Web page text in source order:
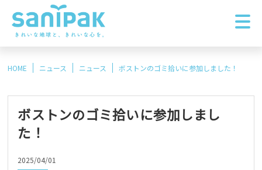
HOME ニュース ニュース ボストンのゴミ拾いに参加しました！
ボストンのゴミ拾いに参加しまし
た！
2025/04/01